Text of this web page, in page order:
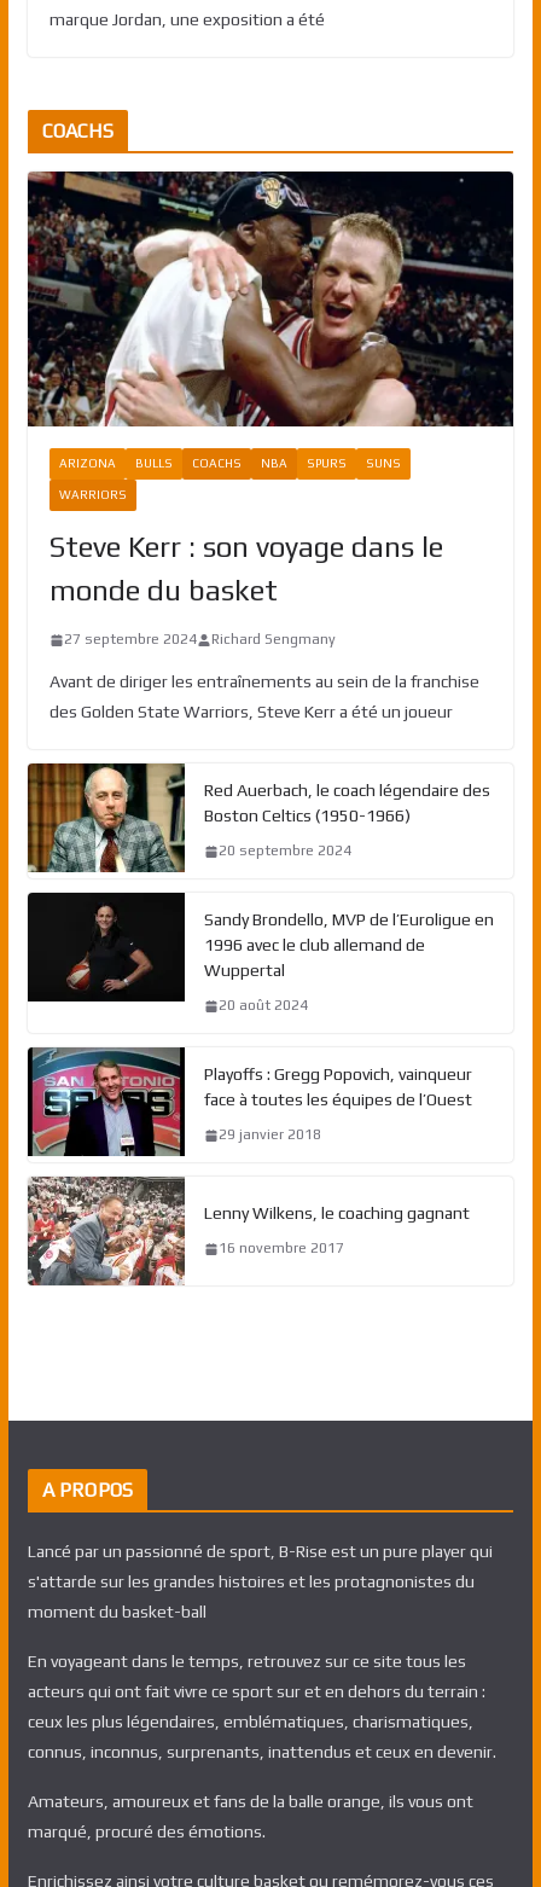
marque Jordan, une exposition a été
COACHS
ARIZONA BULLS COACHS NBA SPURS SUNS
WARRIORS
Steve Kerr : son voyage dans le
monde du basket
27 septembre 2024 Richard Sengmany
Avant de diriger les entraînements au sein de la franchise
des Golden State Warriors, Steve Kerr a été un joueur
Red Auerbach, le coach légendaire des
Boston Celtics (1950-1966)
20 septembre 2024
Sandy Brondello, MVP de l’Euroligue en
1996 avec le club allemand de
Wuppertal
20 août 2024
Playoffs : Gregg Popovich, vainqueur
face à toutes les équipes de l’Ouest
29 janvier 2018
Lenny Wilkens, le coaching gagnant
16 novembre 2017
A PROPOS
Lancé par un passionné de sport, B-Rise est un pure player qui
s'attarde sur les grandes histoires et les protagnonistes du
moment du basket-ball
En voyageant dans le temps, retrouvez sur ce site tous les
acteurs qui ont fait vivre ce sport sur et en dehors du terrain :
ceux les plus légendaires, emblématiques, charismatiques,
connus, inconnus, surprenants, inattendus et ceux en devenir.
Amateurs, amoureux et fans de la balle orange, ils vous ont
marqué, procuré des émotions.
Enrichissez ainsi votre culture basket ou remémorez-vous ces